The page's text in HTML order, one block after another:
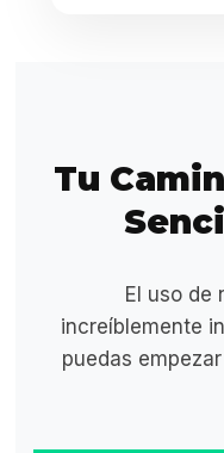
Tu
El uso de
increíblemente
puedas